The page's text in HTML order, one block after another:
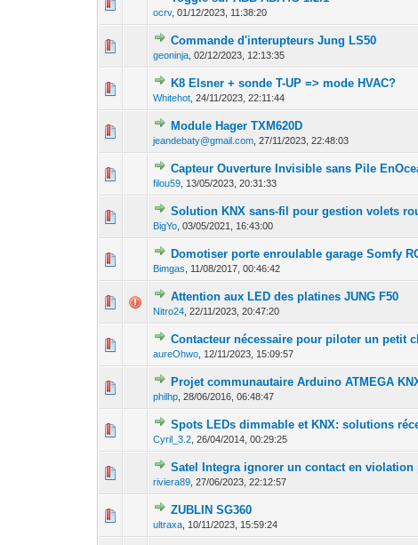
ocrv,01/12/2023, 11:38:20
0 Votes - 0 sur 5 en
Commande d'interupteurs Jung LS50
geoninja ,02/12/2023, 12:13:35
0 Votes - 0 sur 5 en
K8 Elsner + sonde T-UP => mode HVAC?
Whitehot ,24/11/2023, 22:11:44
0 Votes - 0 sur 5 en
12
Module Hager TXM620D
jeandebaty@gmail.com ,27/11/2023, 22:48:03
0 Votes - 0 sur 5 en
Capteur Ouverture Invisible sans Pile
filou59 13/05/2023, 20:31:33
0 Votes - 0 sur 5 en
12345
Solution KNX sans-fil pour gestion volets
BigYo ,03/05/2021, 16:43:00
0 Votes - 0 sur 5 en
123 45
Domotiser porte enroulable garage Somfy
Bimgas 11/08/2017, 00:46:42
0 Votes - 0 sur 5 en
123 45
Attention aux LED des platines JUNG F50
Nitro24 ,22/11/2023, 20:47:20
0 Votes - 0 sur 5 en
123
Contacteur nécessaire pour piloter un petit
aureOhwo 12/11/2023, 15:09:57
0 Votes - 0 sur 5 en
1234 5
Projet communautaire Arduino ATMEGA
philhp ,28/06/2016, 06:48:47
1 Votes - 5 sur
12 345
Spots LEDs dimmable et KNX: solutions
Cyril_3.2 ,26/04/2014, 00:29:25
2 Votes - 5 sur
12 345
Satel Integra ignorer un contact en
riviera89 ,27/06/2023, 22:12:57
0 Votes - 0 sur 5 en
12345
ZUBLIN SG360
ultraxa 10/11/2023, 15:59:24